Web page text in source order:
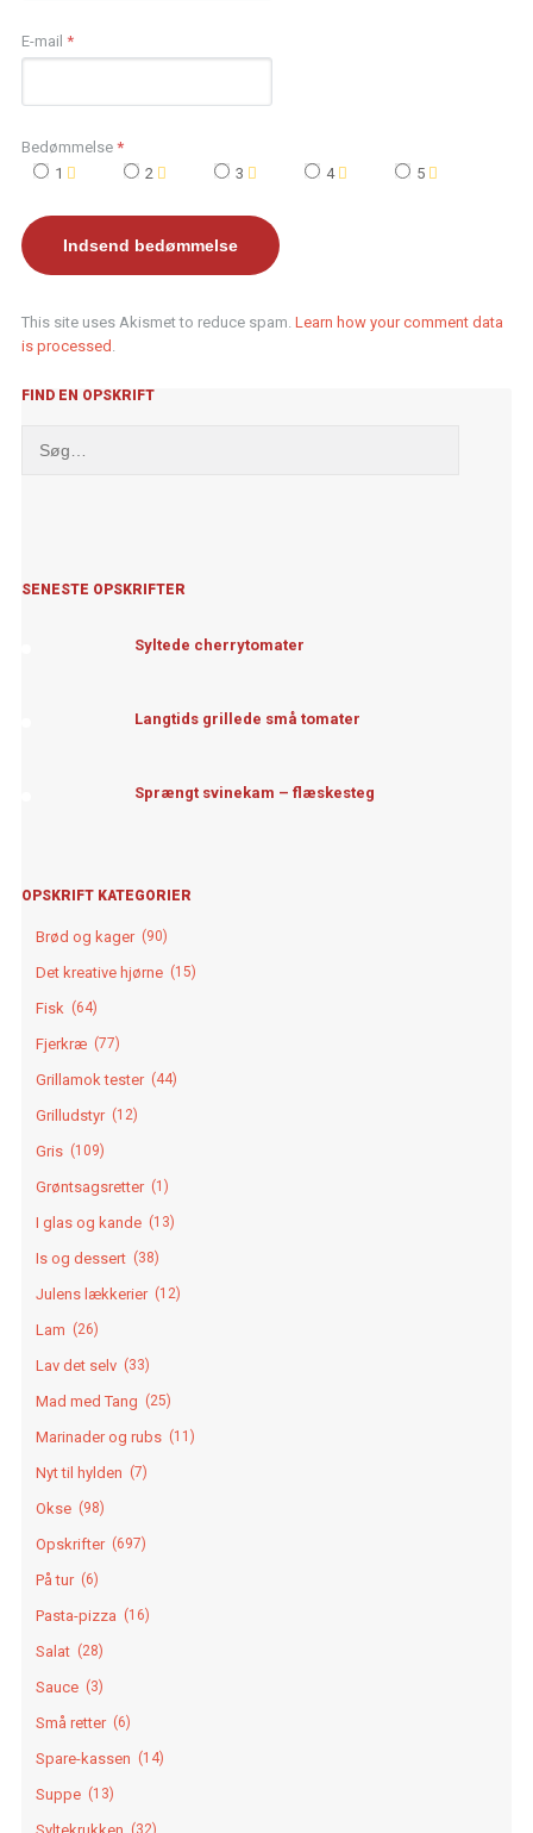
E-mail *
Bedømmelse *
1
2 3 4 5
This site uses Akismet to reduce spam. Learn how your comment data
is processed
FIND EN OPSKRIFT
SENESTE OPSKRIFTER
Syltede cherrytomater
Langtids grillede små tomater
Sprængt svinekam – flæskesteg
OPSKRIFT KATEGORIER
Brød og kager (90)
Det kreative hjørne (15)
Fisk (64)
Fjerkræ (77)
Grillamok tester (44)
Grilludstyr (12)
Gris (109)
Grøntsagsretter (1)
I glas og kande (13)
Is og dessert (38)
Julens lækkerier (12)
Lam (26)
Lav det selv (33)
Mad med Tang (25)
Marinader og rubs (11)
Nyt til hylden (7)
Okse (98)
Opskrifter (697)
På tur (6)
Pasta-pizza (16)
Salat (28)
Sauce (3)
Små retter (6)
Spare-kassen (14)
Suppe (13)
Syltekrukken (32)